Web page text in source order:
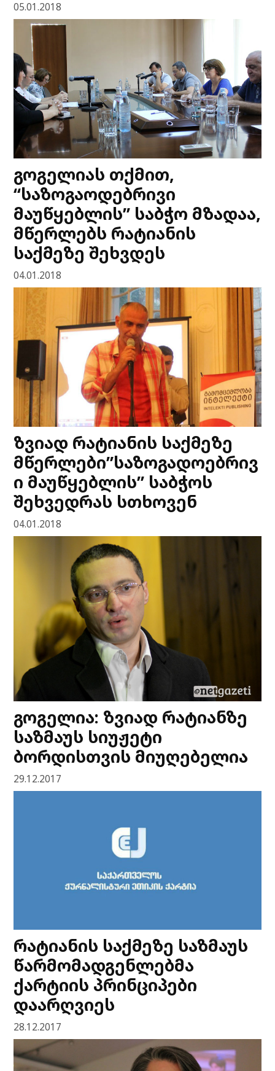
05.01.2018
გოგელიას თქმით,
“საზოგაოდებრივი
მაუწყებლის” საბჭო მზადაა,
მწერლებს რატიანის
საქმეზე შეხვდეს
04.01.2018
ზვიად რატიანის საქმეზე
მწერლები”საზოგადოებრივ
ი მაუწყებლის” საბჭოს
შეხვედრას სთხოვენ
04.01.2018
გოგელია: ზვიად რატიანზე
საზმაუს სიუჟეტი
ბორდისთვის მიუღებელია
29.12.2017
რატიანის საქმეზე საზმაუს
წარმომადგენლებმა
ქარტიის პრინციპები
დაარღვიეს
28.12.2017